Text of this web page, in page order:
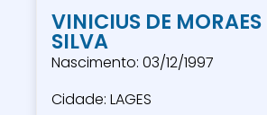
VINICIUS DE
SILVA
Nascimento: 03/12/1997
Cidade: LAGES